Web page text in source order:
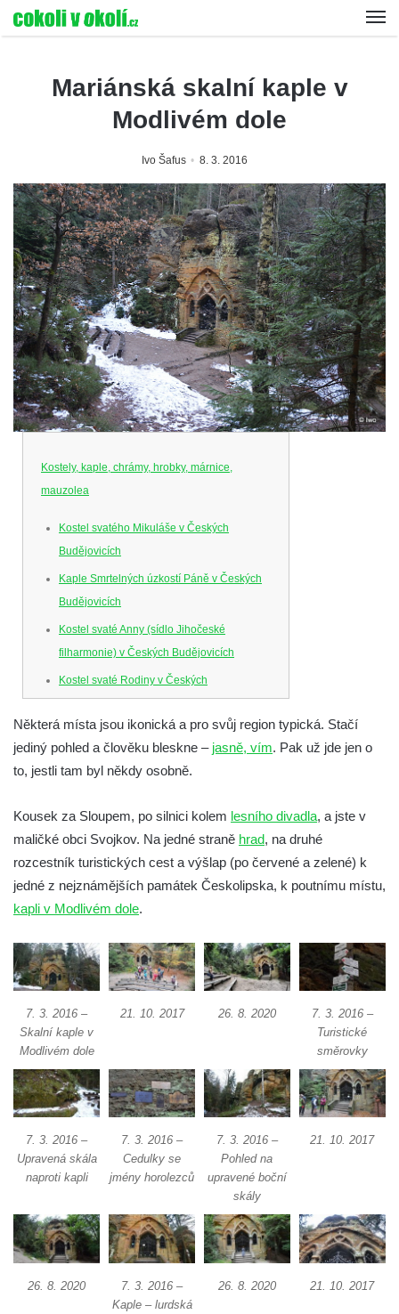
Mariánská skalní kaple v
Modlivém dole
Ivo Šafus 8. 3. 2016
Kostely, kaple, chrámy, hrobky, márnice,
mauzolea
Kostel svatého Mikuláše v Českých
Budějovicích
Kaple Smrtelných úzkostí Páně v Českých
Budějovicích
Kostel svaté Anny (sídlo Jihočeské
filharmonie) v Českých Budějovicích
Kostel svaté Rodiny v Českých
Budějovicích
Kostel Obětování Panny Marie u kláštera
dominikánů v Českých Budějovicích
Kostel Všech svatých v Kamenném Újezdě
Kaple na křižovatce ulic Budějovická a
Dělnická v Kamenném Újezdě
Bývalý kostel svatých Filipa a Jakuba na
náměstí J. V. Kamarýta ve Velešíně
Kaple na hřbitově ve Velešíně
Kostel svatého Václava ve Velešíně
Poutní areál Římov
Kostel svatého Ducha v poutním areálu
Římov
Křížová cesta Římov – XXV. kaple – Boží
hrob
Kalvárie
Křížová cesta Římov – XXII. kaple – Šimon
Cyrénský pomáhá Ježíši nést kříž
Křížová cesta Římov – XXI. kaple –
Křížová cesta Římov – XX. kaple – Svatá
Některá místa jsou ikonická a pro svůj region typická. Stačí
jediný pohled a člověku bleskne – jasně, vím. Pak už jde jen o
to, jestli tam byl někdy osobně.
Kousek za Sloupem, po silnici kolem lesního divadla, a jste v
maličké obci Svojkov. Na jedné straně hrad, na druhé
rozcestník turistických cest a výšlap (po červené a zelené) k
jedné z nejznámějších památek Českolipska, k poutnímu místu,
kapli v Modlivém dole.
7. 3. 2016 –
Skalní kaple v
Modlivém dole
21. 10. 2017 26. 8. 2020
7. 3. 2016 –
Turistické
směrovky
7. 3. 2016 –
Upravená skála
naproti kapli
7. 3. 2016 –
Cedulky se
jmény horolezců
7. 3. 2016 –
Pohled na
upravené boční
skály
21. 10. 2017
26. 8. 2020
7. 3. 2016 –
Kaple – lurdská
26. 8. 2020 21. 10. 2017